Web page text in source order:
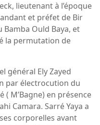
lieutenant à l’époque
et préfet de Bir
Ould Baya, et
la permutation de
général Ely Zayed
par électrocution du
( M’Bagne) en présence
Camara. Sarré Yaya a
corporelles avant